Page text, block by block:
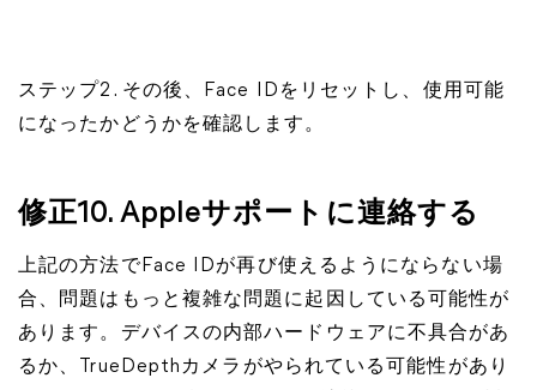
ステップ2. その後、Face IDをリセットし、使用可能
になったかどうかを確認します。
修正10. Appleサポートに連絡する
上記の方法でFace IDが再び使えるようにならない場
合、問題はもっと複雑な問題に起因している可能性が
あります。デバイスの内部ハードウェアに不具合があ
るか、TrueDepthカメラがやられている可能性があり